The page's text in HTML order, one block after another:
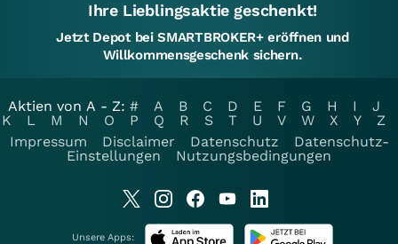
Ihre Lieblingsaktie geschenkt!
Jetzt Depot bei SMARTBROKER+ eröffnen und
Willkommensgeschenk sichern.
Aktien von A - Z: # A B C D E F G H I
J
K
L M N O P Q R S T U V W X Y
Z
Impressum
Disclaimer Datenschutz
Datenschutz-
Einstellungen
Nutzungsbedingungen
Unsere Apps: